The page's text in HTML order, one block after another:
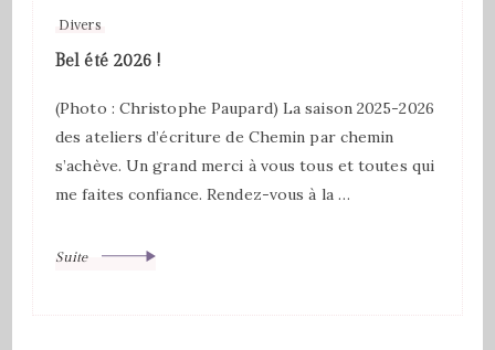
Divers
Bel été 2026 !
(Photo : Christophe Paupard) La saison 2025-2026
des ateliers d’écriture de Chemin par chemin
s’achève. Un grand merci à vous tous et toutes qui
me faites confiance. Rendez-vous à la …
Suite